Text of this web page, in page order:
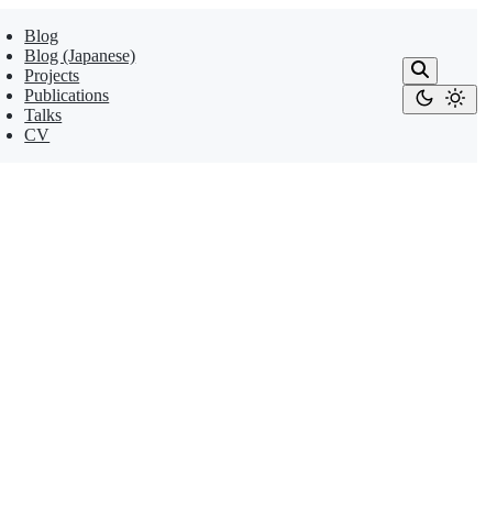
Blog
Blog (Japanese)
Projects
Publications
Talks
CV